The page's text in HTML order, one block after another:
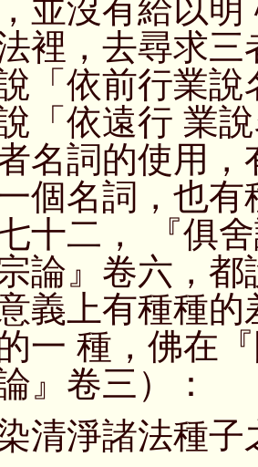
並沒有給以
裡，去尋求
「依前行業
「依遠行 業
名詞的使用
個名詞，也
十二， 『俱
論』卷六，
義上有種種
一 種，佛在
』卷三）：
淨諸法種子